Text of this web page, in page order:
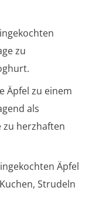
zu
Äpfel zu einem
als
zu herzhaften
Äpfel
Strudeln